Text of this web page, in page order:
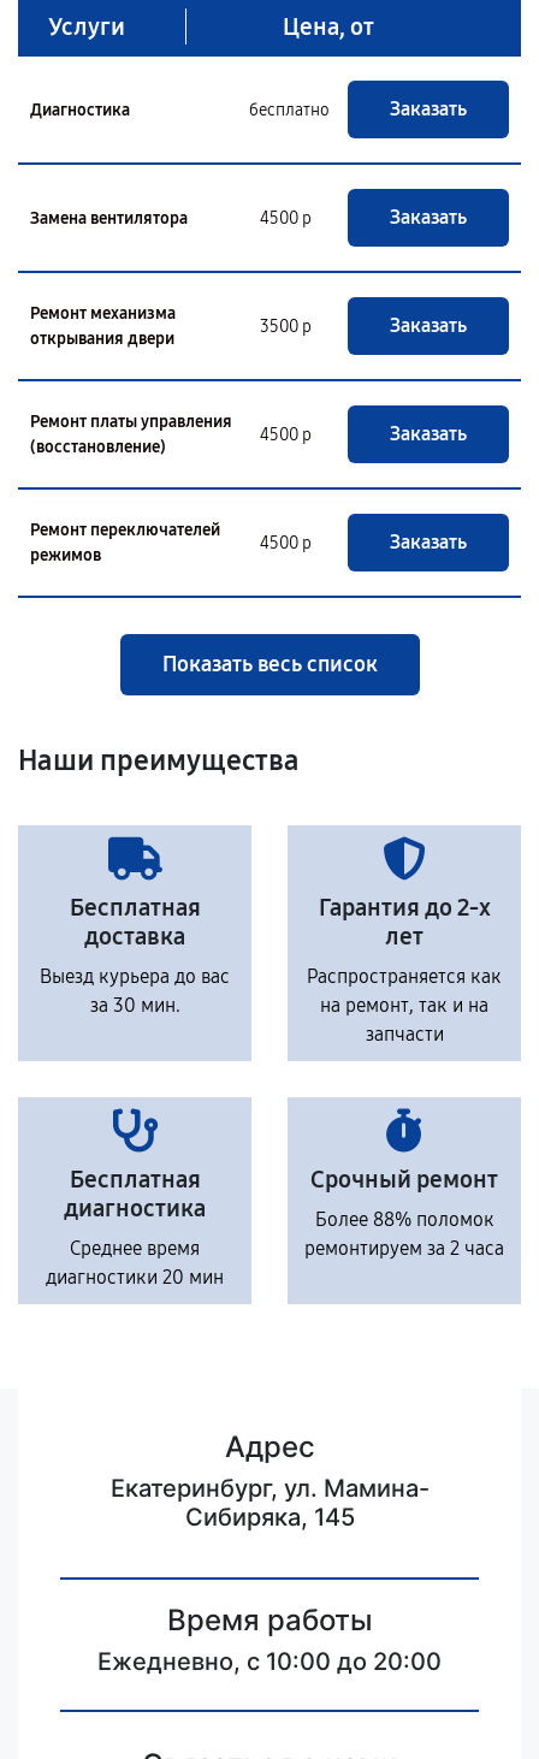
Услуги Цена, от
Диагностика бесплатно Заказать
Замена вентилятора 4500 р Заказать
Ремонт механизма
открывания двери
3500 р Заказать
Ремонт платы управления
(восстановление)
4500 р Заказать
Ремонт переключателей
режимов
4500 р Заказать
Показать весь список
Наши преимущества
Бесплатная
доставка
Выезд курьера до вас
за 30 мин.
Гарантия до 2-х
лет
Распространяется как
на ремонт, так и на
запчасти
Бесплатная
диагностика
Среднее время
диагностики 20 мин
Срочный ремонт
Более 88% поломок
ремонтируем за 2 часа
Адрес
Екатеринбург, ул. Мамина-
Сибиряка, 145
Время работы
Ежедневно, с 10:00 до 20:00